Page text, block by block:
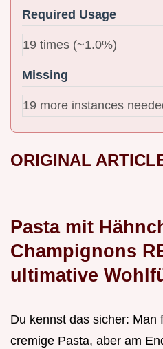
Required Usage
19 times (~1.0%)
Missing
19 more instances
ORIGINAL
Pasta mit
Champignons
ultimative
Du kennst das sicher: Man
cremige Pasta, aber am